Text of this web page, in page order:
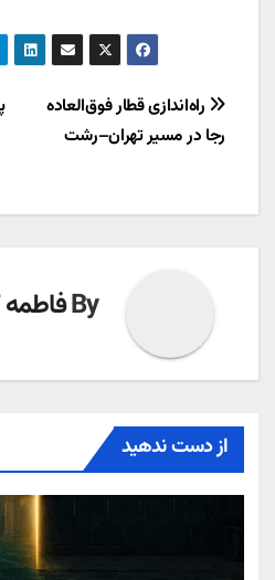
راهبری
نوشته
راه‌اندازی قطار فوق‌العاده
رجا در مسیر تهران–رشت
Byفاطمه
از دست ندهید